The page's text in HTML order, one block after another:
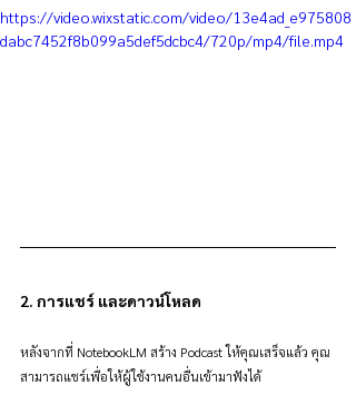
https://video.wixstatic.com/video/13e4ad_e975808
dabc7452f8b099a5def5dcbc4/720p/mp4/file.mp4
2. การแชร์ และดาวน์โหลด
หลังจากที่ NotebookLM สร้าง Podcast ให้คุณเสร็จแล้ว คุณ
สามารถแชร์เพื่อให้ผู้ใช้งานคนอื่นเข้ามาฟังได้